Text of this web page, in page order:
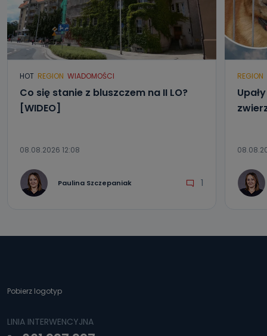
HOT REGION WIADOMOŚCI
Co się stanie z bluszczem na II LO?
[WIDEO]
08.08.2026 12:08
Paulina Szczepaniak 1
REGION
Pobierz logotyp
LINIA INTERWENCYJNA